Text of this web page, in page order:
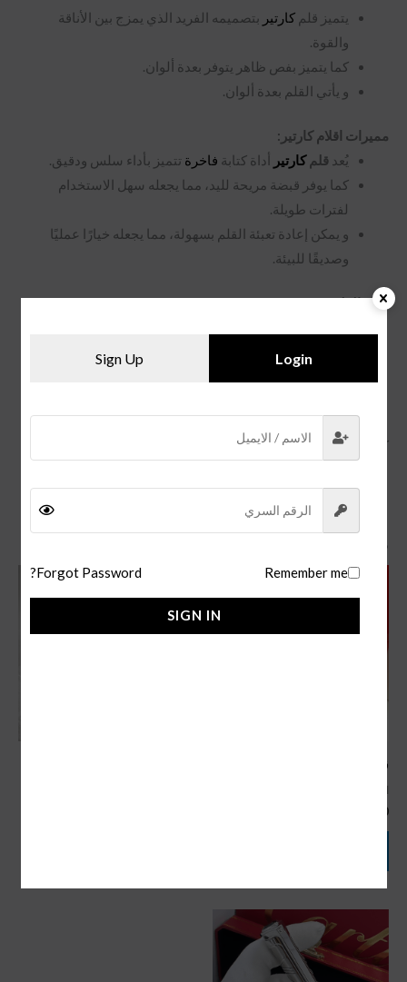
يتميز قلم كارتير بتصميمه الفريد الذي يمزج بين الأناقة
والقوة.
كما يتميز بفص ظاهر يتوفر بعدة ألوان.
و يأتي القلم بعدة ألوان.
مميرات اقلام كارتير:
يُعد قلمكارتير أداة كتابة فاخرة تتميز بأداء سلس ودقيق.
كما يوفر قبضة مريحة لليد، مما يجعله سهل الاستخدام
لفترات طويلة.
و يمكن إعادة تعبئة القلم بسهولة، مما يجعله خيارًا عمليًا
وصديقًا للبيئة.
سعر القلم:
سعودي، اعتمادًا على الحجم ونوع الحبر
كما يتوفر لديناقلم مونت بلانك بلاك
منتجات ذات صلة
قلم santos كارتير
اقلام كارتير
180,00
Login
Sign Up
Remember me
Forgot Password?
SIGN IN